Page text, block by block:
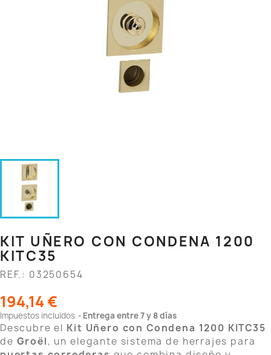
KIT UÑERO CON CONDENA 1200
KITC35
REF.: 03250654
194,14 €
Impuestos incluidos Entrega entre 7 y 8 días
Descubre el Kit Uñero con Condena 1200 KITC35
de Groël, un elegante sistema de herrajes para